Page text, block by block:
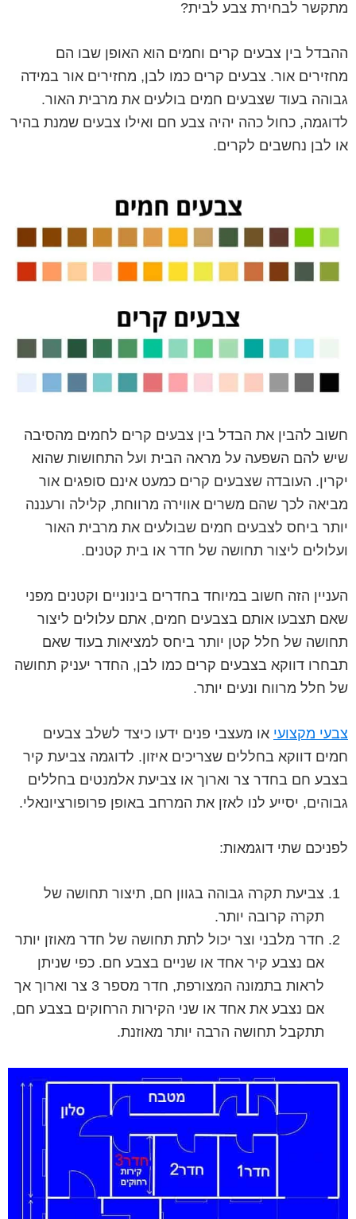
מתקשר לבחירת צבע לבית?
ההבדל בין צבעים קרים וחמים הוא האופן שבו הם
מחזירים אור. צבעים קרים כמו לבן, מחזירים אור במידה
גבוהה בעוד שצבעים חמים בולעים את מרבית האור.
לדוגמה, כחול כהה יהיה צבע חם ואילו צבעים שמנת בהיר
או לבן נחשבים לקרים.
חשוב להבין את הבדל בין צבעים קרים לחמים מהסיבה
שיש להם השפעה על מראה הבית ועל התחושות שהוא
יקרין. העובדה שצבעים קרים כמעט אינם סופגים אור
מביאה לכך שהם משרים אווירה מרווחת, קלילה ורעננה
יותר ביחס לצבעים חמים שבולעים את מרבית האור
ועלולים ליצור תחושה של חדר או בית קטנים.
העניין הזה חשוב במיוחד בחדרים בינוניים וקטנים מפני
שאם תצבעו אותם בצבעים חמים, אתם עלולים ליצור
תחושה של חלל קטן יותר ביחס למציאות בעוד שאם
תבחרו דווקא בצבעים קרים כמו לבן, החדר יעניק תחושה
של חלל מרווח ונעים יותר.
צבעי מקצועי או מעצבי פנים ידעו כיצד לשלב צבעים
חמים דווקא בחללים שצריכים איזון. לדוגמה צביעת קיר
בצבע חם בחדר צר וארוך או צביעת אלמנטים בחללים
גבוהים, יסייע לנו לאזן את המרחב באופן פרופורציונאלי.
לפניכם שתי דוגמאות:
צביעת תקרה גבוהה בגוון חם, תיצור תחושה של
תקרה קרובה יותר.
חדר מלבני וצר יכול לתת תחושה של חדר מאוזן יותר
אם נצבע קיר אחד או שניים בצבע חם. כפי שניתן
לראות בתמונה המצורפת, חדר מספר 3 צר וארוך אך
אם נצבע את אחד או שני הקירות הרחוקים בצבע חם,
תתקבל תחושה הרבה יותר מאוזנת.